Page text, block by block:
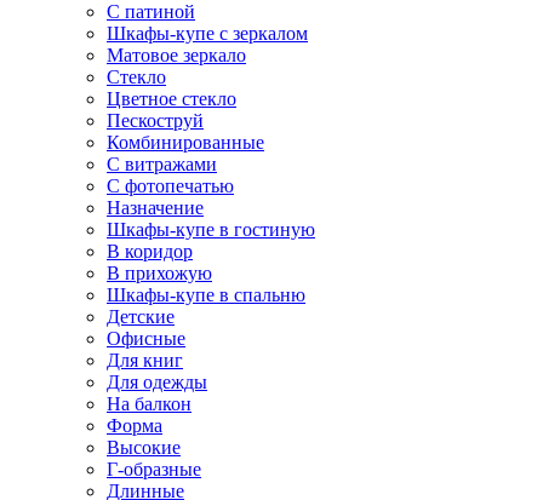
С патиной
Шкафы-купе с зеркалом
Матовое зеркало
Стекло
Цветное стекло
Пескоструй
Комбинированные
С витражами
С фотопечатью
Назначение
Шкафы-купе в гостиную
В коридор
В прихожую
Шкафы-купе в спальню
Детские
Офисные
Для книг
Для одежды
На балкон
Форма
Высокие
Г-образные
Длинные